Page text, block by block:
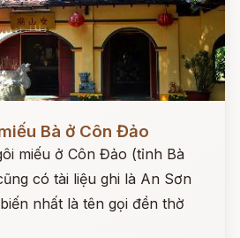
Bà ở Côn Đảo
miếu ở Côn Đảo (tỉnh Bà
có tài liệu ghi là An Sơn
nhất là tên gọi đền thờ